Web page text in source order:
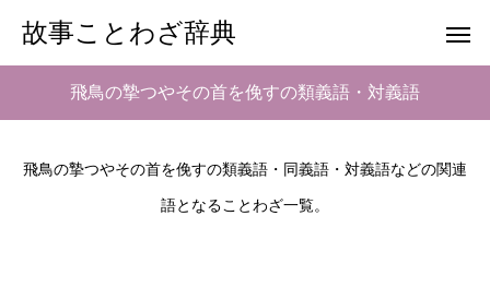
故事ことわざ辞典
飛鳥の摯つやその首を俛すの類義語・対義語
飛鳥の摯つやその首を俛すの類義語・同義語・対義語などの関連
語となることわざ一覧。